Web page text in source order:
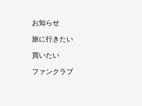
お知らせ
旅に行きたい
買いたい
ファンクラブ